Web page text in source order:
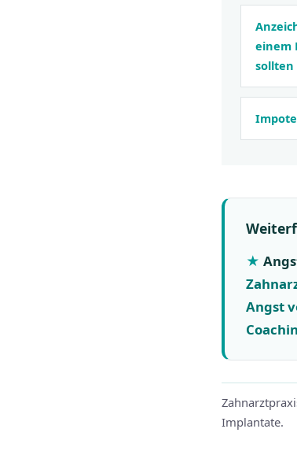
einem
sollten
Angst
Implantate.